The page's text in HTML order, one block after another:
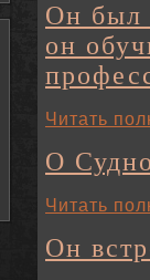
Он был
он
Читать
О
Читать
Он